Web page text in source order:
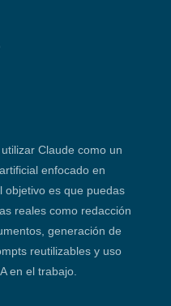
Claude como un
enfocado en
objetivo es que puedas
reales como redacción
generación de
reutilizables y uso
en el trabajo.